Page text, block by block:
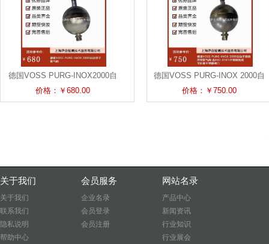
德国VOSS PURG-INOX2000自
动排气阀
价格：￥680.00
德国VOSS PURG-INOX 2000自
动不锈钢浮球排气阀
价格：￥750.00
关于我们
关于我们
联系我们
隐私说明
帮助中心
会员服务
企业名录
会员登录
会员注册
网站名录
产品中心
新闻资讯
行业知识
行业展会